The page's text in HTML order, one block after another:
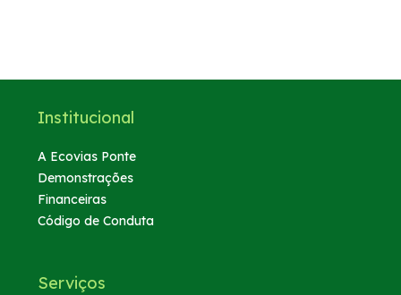
Institucional
A Ecovias Ponte
Demonstrações
Financeiras
Código de Conduta
Serviços